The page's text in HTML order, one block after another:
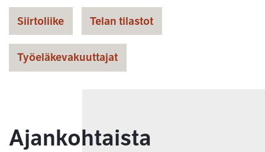
Siirtoliike Telan tilastot
Työeläkevakuuttajat
Ajankohtaista